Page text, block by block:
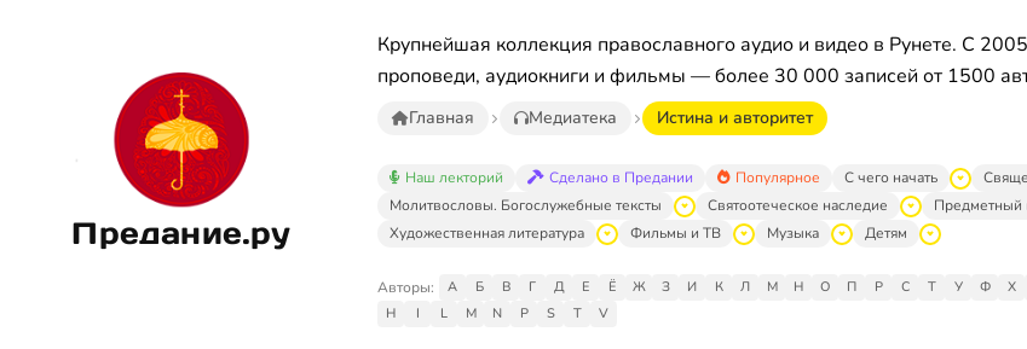
Предание.ру
Крупнейшая коллекция православного аудио и видео в Рунете. С
проповеди, аудиокниги и фильмы — более 30 000 записей от 1500
Главная Медиатека Истина и авторитет
Наш лекторий Сделано в Предании Популярное С чего начать
Молитвословы. Богослужебные тексты
Святоотеческое наследие
Предметный
Художественная литература
Фильмы и ТВ Музыка Детям
Авторы: А Б В Г Д Е Ё Ж З И К Л М Н О П Р С Т У Ф Х
H
I L M N P S T V